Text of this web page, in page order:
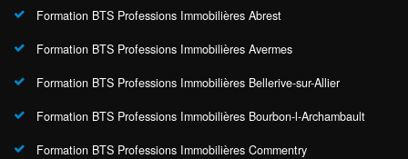
Formation BTS Professions Immobilières Abrest
Formation BTS Professions Immobilières Avermes
Formation BTS Professions Immobilières Bellerive-sur-Allier
Formation BTS Professions Immobilières Bourbon-l-Archambault
Formation BTS Professions Immobilières Commentry